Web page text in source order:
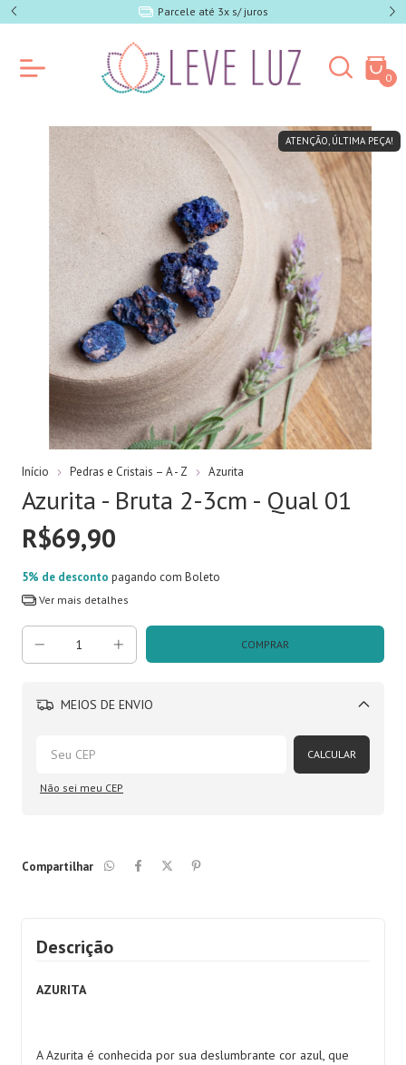
Parcele até 3x s/ juros
0
ATENÇÃO, ÚLTIMA PEÇA!
Início Pedras e Cristais – A - Z Azurita
Azurita - Bruta 2-3cm - Qual 01
R$69,90
5% de desconto pagando com Boleto
Ver mais detalhes
MEIOS DE ENVIO
Alterar CEP
CALCULAR
Não sei meu CEP
Compartilhar
Descrição
AZURITA
A Azurita é conhecida por sua deslumbrante cor azul, que